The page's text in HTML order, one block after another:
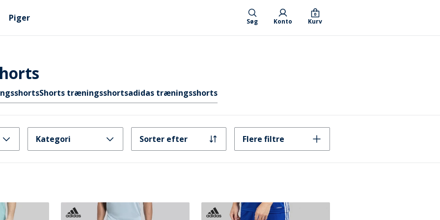
Piger Søg Konto Kurv
0
Shorts træningsshortsadidas træningsshorts
Kategori Sorter efter Flere filtre